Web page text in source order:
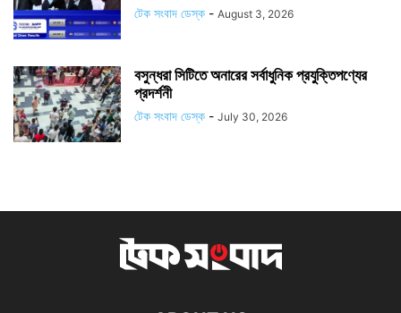
টেক সংবাদ ডেস্ক - August 3, 2026
বসুন্ধরা সিটিতে অনারের সর্বাধুনিক প্রযুক্তিপণ্যের
প্রদর্শনী
টেক সংবাদ ডেস্ক - July 30, 2026